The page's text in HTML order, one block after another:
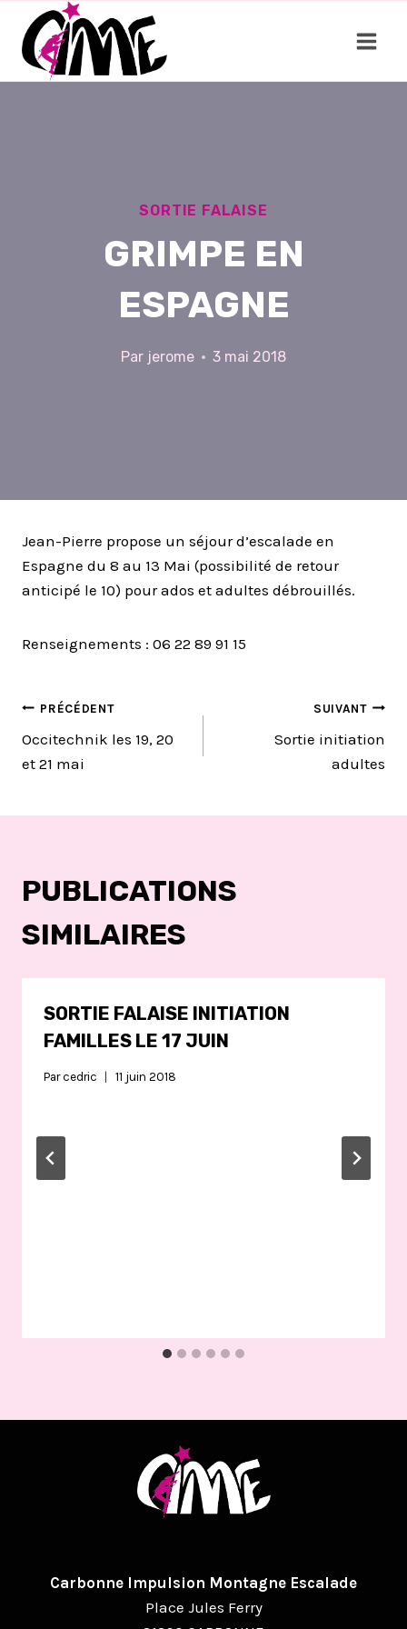
contenu
SORTIE FALAISE
GRIMPE EN
ESPAGNE
Par jerome 3 mai 2018
Jean-Pierre propose un séjour d’escalade en
Espagne du 8 au 13 Mai (possibilité de retour
anticipé le 10) pour ados et adultes débrouillés.
Renseignements : 06 22 89 91 15
NAVIGATION
DE
PRÉCÉDENT
Occitechnik les 19, 20
et 21 mai
SUIVANT
Sortie initiation
adultes
PUBLICATIONS
SIMILAIRES
SORTIE FALAISE INITIATION
FAMILLES LE 17 JUIN
Par cedric 11 juin 2018
Carbonne Impulsion Montagne Escalade
Place Jules Ferry